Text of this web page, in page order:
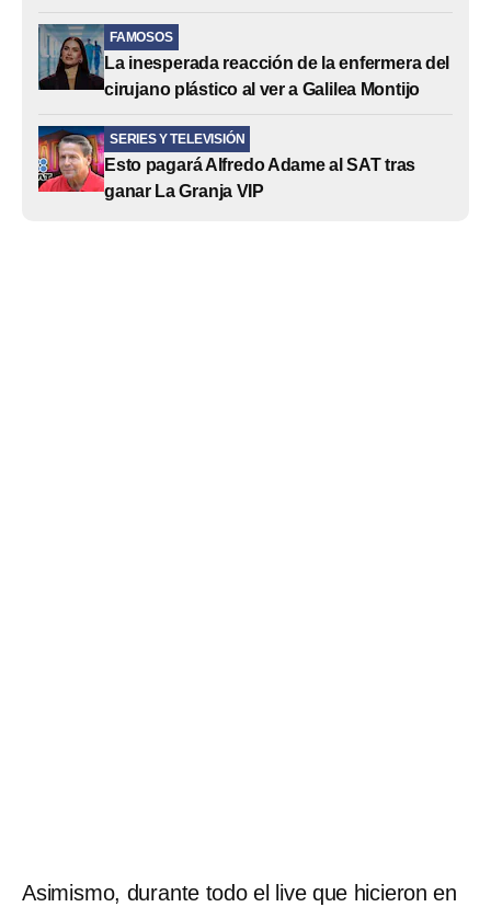
FAMOSOS
La inesperada reacción de la enfermera del
cirujano plástico al ver a Galilea Montijo
SERIES Y TELEVISIÓN
Esto pagará Alfredo Adame al SAT tras
ganar La Granja VIP
Asimismo, durante todo el live que hicieron en